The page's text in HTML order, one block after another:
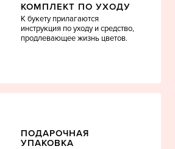
КОМПЛЕКТ ПО УХОДУ
К букету прилагаются
инструкция по уходу и средство,
продлевающее жизнь цветов.
ПОДАРОЧНАЯ
УПАКОВКА